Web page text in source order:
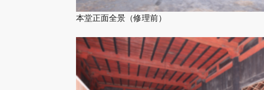
本堂正面全景（修理前）